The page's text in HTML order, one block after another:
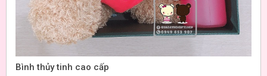
Bình thủy tinh cao cấp